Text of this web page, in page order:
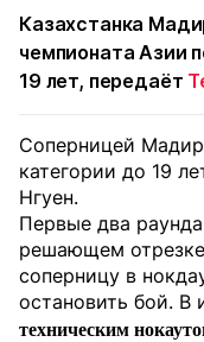
Казахстанка
чемпионата Азии
19 лет, передаёт
Соперницей
категории до 19
Нгуен.
Первые два
решающем отрезке
соперницу в
остановить бой. В
техническим